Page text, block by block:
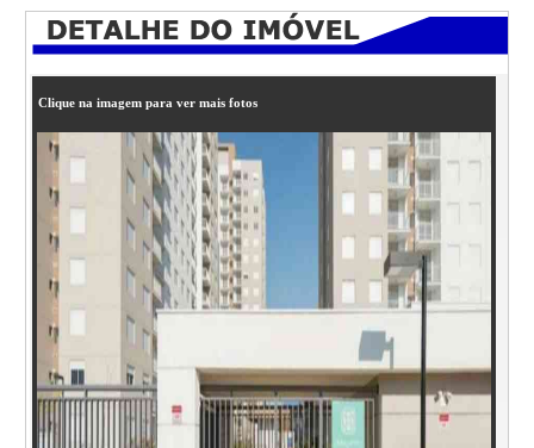
Clique na imagem para ver mais fotos